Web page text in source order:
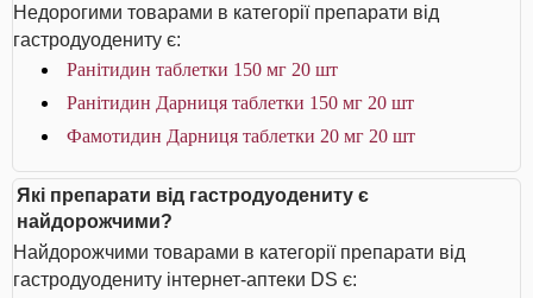
Недорогими товарами в категорії препарати від
гастродуодениту є:
Ранітидин таблетки 150 мг 20 шт
Ранітидин Дарниця таблетки 150 мг 20 шт
Фамотидин Дарниця таблетки 20 мг 20 шт
Які препарати від гастродуодениту є
найдорожчими?
Найдорожчими товарами в категорії препарати від
гастродуодениту інтернет-аптеки DS є: